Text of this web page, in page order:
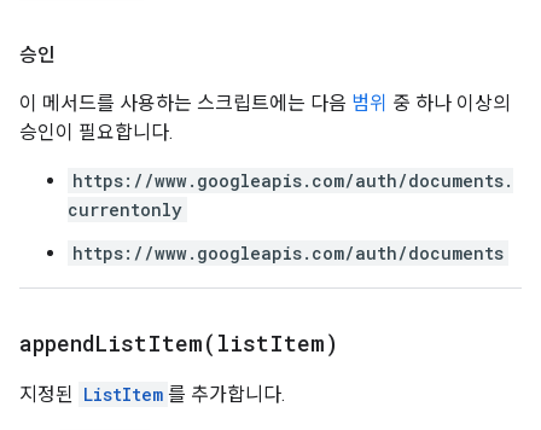
승인
이 메서드를 사용하는 스크립트에는 다음 범위 중 하나 이상의
승인이 필요합니다.
https://www.googleapis.com/auth/documents.
currentonly
https://www.googleapis.com/auth/documents
appendListItem( listItem)
지정된 ListItem 를 추가합니다.